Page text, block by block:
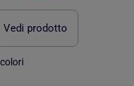
Vedi prodotto